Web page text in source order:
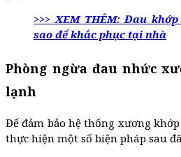
>>> XEM THÊM: Đau
sao để khắc phục tại nhà
Phòng ngừa đau nhức
lạnh
Để đảm bảo hệ thống xương
thực hiện một số biện pháp sau